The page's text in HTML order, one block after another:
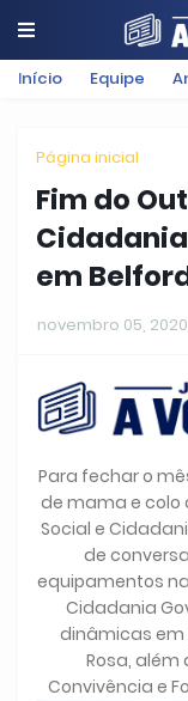
Início Equipe
Página inicial
Fim do
em
novembro 05, 2020
Para fechar o
de mama e colo
Social e
de
equipamentos
Cidadania
dinâmicas em
Rosa,
Convivência e